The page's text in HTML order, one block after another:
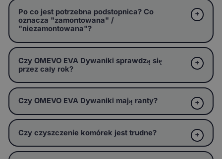
Po co jest potrzebna podstopnica? Co
oznacza "zamontowana" /
"niezamontowana"?
Czy OMEVO EVA Dywaniki sprawdzą się
przez cały rok?
Czy OMEVO EVA Dywaniki mają ranty?
Czy czyszczenie komórek jest trudne?